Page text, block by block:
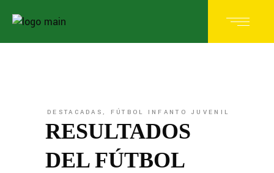
DESTACADAS, FÚTBOL INFANTO JUVENIL
RESULTADOS
DEL FÚTBOL